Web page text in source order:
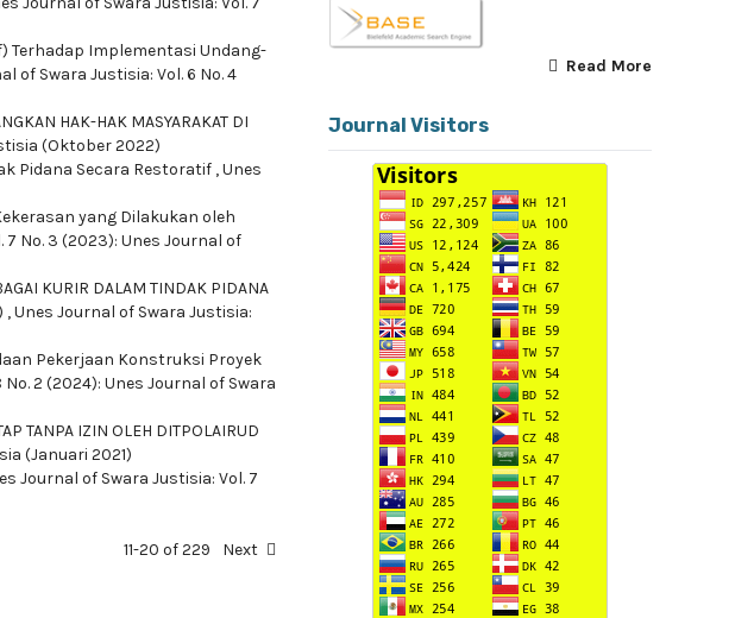
Terhadap Implementasi Undang-
of Swara Justisia: Vol. 6 No. 4
HAK-HAK MASYARAKAT DI
(Oktober 2022)
Pidana Secara Restoratif ,Unes
yang Dilakukan oleh
No. 3 (2023): Unes Journal of
KURIR DALAM TINDAK PIDANA
,Unes Journal of Swara Justisia:
Pekerjaan Konstruksi Proyek
2 (2024): Unes Journal of Swara
TANPA IZIN OLEH DITPOLAIRUD
(Januari 2021)
Journal of Swara Justisia: Vol. 7
11-20 of 229 Next
Read More
Journal Visitors